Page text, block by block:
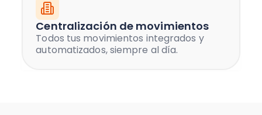
Centralización de movimientos
Todos tus movimientos integrados y
automatizados, siempre al día.